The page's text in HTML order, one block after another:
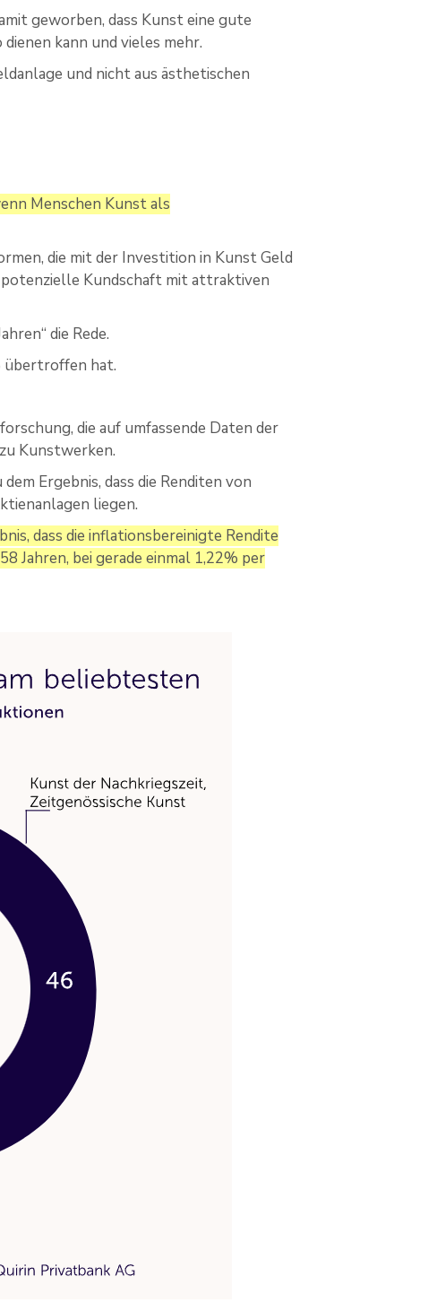
geworben, dass Kunst eine gute
kann und vieles mehr.
und nicht aus ästhetischen
Menschen Kunst als
die mit der Investition in Kunst Geld
Kundschaft mit attraktiven
die Rede.
übertroffen hat.
die auf umfassende Daten der
Kunstwerken.
Ergebnis, dass die Renditen von
liegen.
dass die inflationsbereinigte Rendite
Jahren, bei gerade einmal 1,22% per